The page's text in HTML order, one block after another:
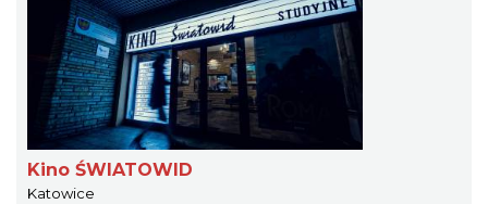
Kino ŚWIATOWID
Katowice